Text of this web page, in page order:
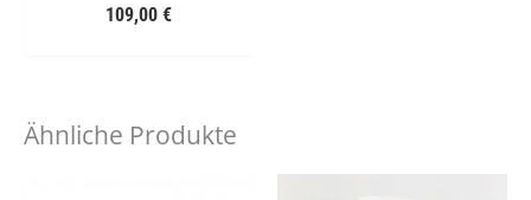
109,00 €
Ähnliche Produkte